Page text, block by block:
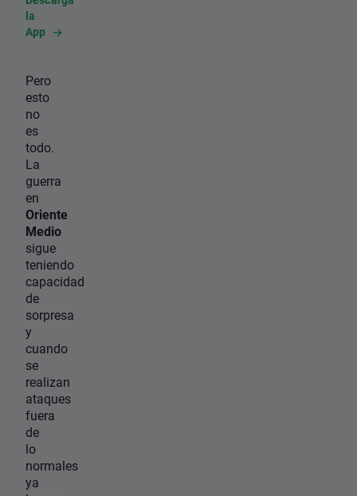
la
App
Pero
esto
no
es
todo.
La
guerra
en
Oriente
Medio
sigue
teniendo
capacidad
de
sorpresa
y
cuando
se
realizan
ataques
fuera
de
lo
normales
ya